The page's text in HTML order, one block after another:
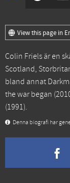
View this page in
Colin Friels är en
Scotland,
bland annat
the war began
(1991).
Denna biografi har